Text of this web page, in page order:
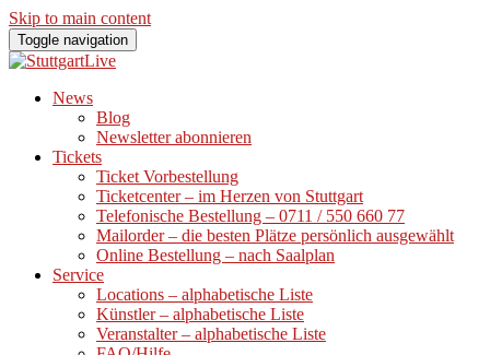
Skip to main content
Toggle navigation
News
Blog
Newsletter abonnieren
Tickets
Ticket Vorbestellung
Ticketcenter – im Herzen von Stuttgart
Telefonische Bestellung – 0711 / 550 660 77
Mailorder – die besten Plätze persönlich ausgewählt
Online Bestellung – nach Saalplan
Service
Locations – alphabetische Liste
Künstler – alphabetische Liste
Veranstalter – alphabetische Liste